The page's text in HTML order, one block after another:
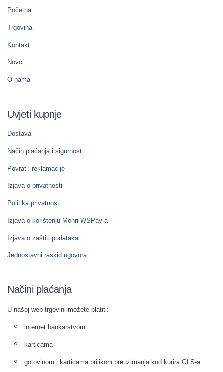
Početna
Trgovina
Kontakt
Novo
O nama
Uvjeti kupnje
Dostava
Način plaćanja i sigurnost
Povrat i reklamacije
Izjava o privatnosti
Politika privatnosti
Izjava o korištenju Monri WSPay-a
Izjava o zaštiti podataka
Jednostavni raskid ugovora
Načini plaćanja
U našoj web trgovini možete platiti:
internet bankarstvom
karticama
gotovinom i karticama prilikom preuzimanja kod kurira GLS-a